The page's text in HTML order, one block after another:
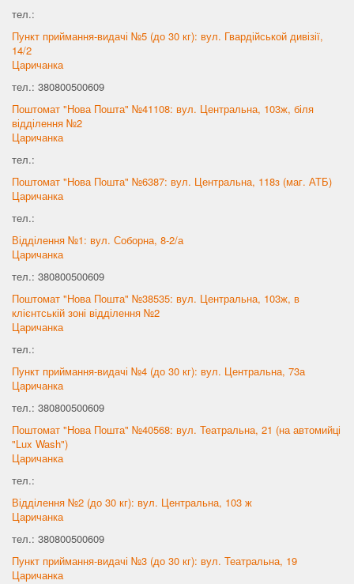
тел.:
Пункт приймання-видачі №5 (до 30 кг): вул. Гвардійськой дивізії,
14/2
Царичанка
тел.: 380800500609
Поштомат "Нова Пошта" №41108: вул. Центральна, 103ж, біля
відділення №2
Царичанка
тел.:
Поштомат "Нова Пошта" №6387: вул. Центральна, 118з (маг. АТБ)
Царичанка
тел.:
Відділення №1: вул. Соборна, 8-2/а
Царичанка
тел.: 380800500609
Поштомат "Нова Пошта" №38535: вул. Центральна, 103ж, в
клієнтській зоні відділення №2
Царичанка
тел.:
Пункт приймання-видачі №4 (до 30 кг): вул. Центральна, 73а
Царичанка
тел.: 380800500609
Поштомат "Нова Пошта" №40568: вул. Театральна, 21 (на автомийці
"Lux Wash")
Царичанка
тел.:
Відділення №2 (до 30 кг): вул. Центральна, 103 ж
Царичанка
тел.: 380800500609
Пункт приймання-видачі №3 (до 30 кг): вул. Театральна, 19
Царичанка